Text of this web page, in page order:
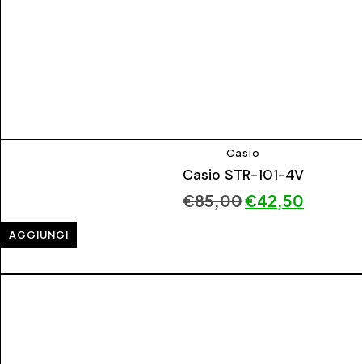
Casio
Casio STR-101-4V
€85,00€42,50
AGGIUNGI